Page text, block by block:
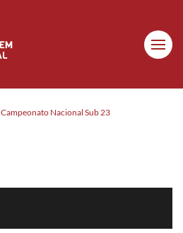
Campeonato Nacional Sub 23